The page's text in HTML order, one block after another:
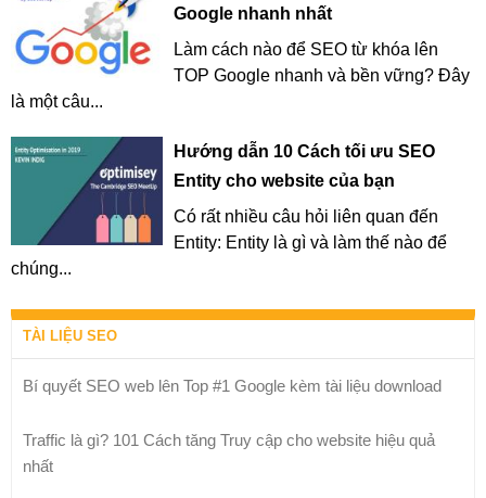
Google nhanh nhất
Làm cách nào để SEO từ khóa lên
TOP Google nhanh và bền vững? Đây
là một câu...
Hướng dẫn 10 Cách tối ưu SEO
Entity cho website của bạn
Có rất nhiều câu hỏi liên quan đến
Entity: Entity là gì và làm thế nào để
chúng...
TÀI LIỆU SEO
Bí quyết SEO web lên Top #1 Google kèm tài liệu download
Traffic là gì? 101 Cách tăng Truy cập cho website hiệu quả
nhất